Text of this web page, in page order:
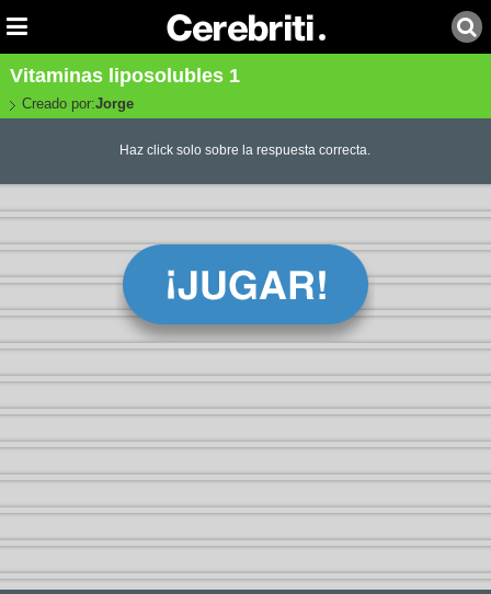
Vitaminas liposolubles 1
Creado por:Jorge
Haz click solo sobre la respuesta correcta.